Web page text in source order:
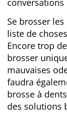
conversations
Se brosser
liste de
Encore trop
brosser
mauvaises
faudra
brosse à
des solutions